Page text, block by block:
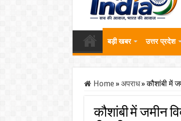
बड़ी खबर उत्तर प्रदेश
Home» अपराध»कौशांबी में
कौशांबी में जमीन